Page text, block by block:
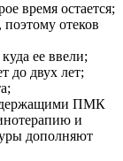
время остается;
поэтому отеков
ее ввели;
до двух лет;
ПМК
и
дополняют